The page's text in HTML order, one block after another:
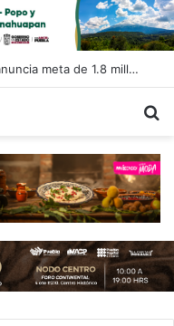
Sheinbaum entrega viviendas y anuncia meta de 1.8 millones de casas en Puebla